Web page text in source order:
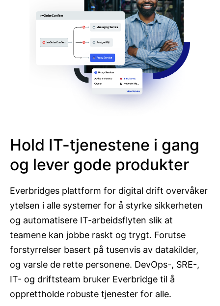
Hold IT-tjenestene i gang
og lever gode produkter
Everbridges plattform for digital drift overvåker
ytelsen i alle systemer for å styrke sikkerheten
og automatisere IT-arbeidsflyten slik at
teamene kan jobbe raskt og trygt. Forutse
forstyrrelser basert på tusenvis av datakilder,
og varsle de rette personene. DevOps-, SRE-,
IT- og driftsteam bruker Everbridge til å
opprettholde robuste tjenester for alle.